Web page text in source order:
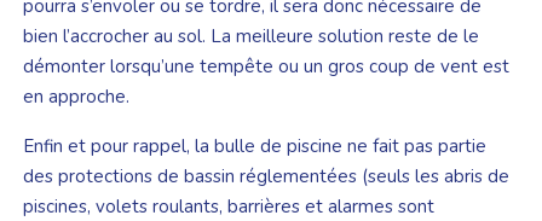
pourra s’envoler ou se tordre, il sera donc nécessaire de
bien l’accrocher au sol. La meilleure solution reste de le
démonter lorsqu’une tempête ou un gros coup de vent est
en approche.
Enfin et pour rappel, la bulle de piscine ne fait pas partie
des protections de bassin réglementées (seuls les abris de
piscines, volets roulants, barrières et alarmes sont